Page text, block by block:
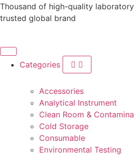
Thousand of high-quality
trusted global brand
Categories
Accessories
Analytical Instrument
Clean Room &
Cold Storage
Consumable
Environmental Testing